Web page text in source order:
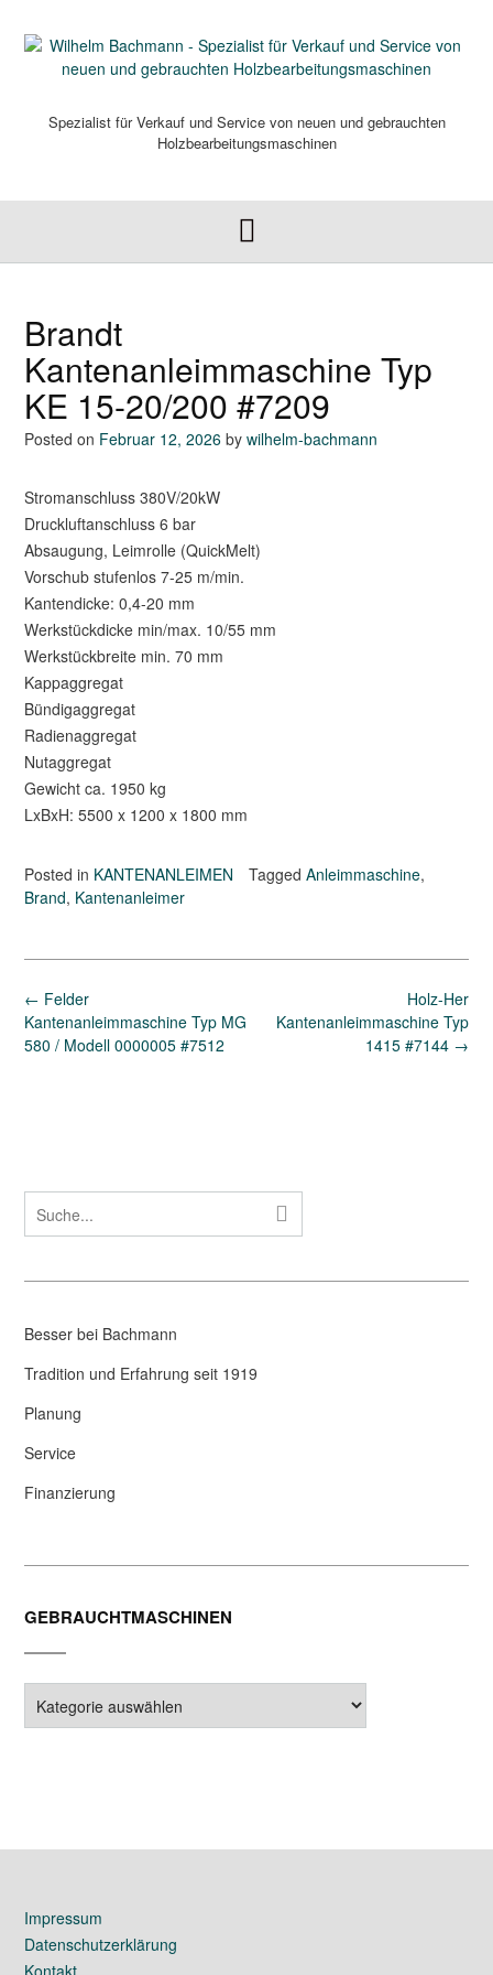
content
Spezialist für Verkauf und Service von neuen und gebrauchten
Holzbearbeitungsmaschinen
Brandt
Kantenanleimmaschine Typ
KE 15-20/200 #7209
Posted on Februar 12, 2026 by wilhelm-bachmann
Stromanschluss 380V/20kW
Druckluftanschluss 6 bar
Absaugung, Leimrolle (QuickMelt)
Vorschub stufenlos 7-25 m/min.
Kantendicke: 0,4-20 mm
Werkstückdicke min/max. 10/55 mm
Werkstückbreite min. 70 mm
Kappaggregat
Bündigaggregat
Radienaggregat
Nutaggregat
Gewicht ca. 1950 kg
LxBxH: 5500 x 1200 x 1800 mm
Posted in KANTENANLEIMEN Tagged Anleimmaschine,
Brand, Kantenanleimer
Post
navigation
Holz-Her
Kantenanleimmaschine Typ
1415 #7144 →
← Felder
Kantenanleimmaschine Typ MG
580 / Modell 0000005 #7512
Besser bei Bachmann
Tradition und Erfahrung seit 1919
Planung
Service
Finanzierung
GEBRAUCHTMASCHINEN
Impressum
Datenschutzerklärung
Kontakt